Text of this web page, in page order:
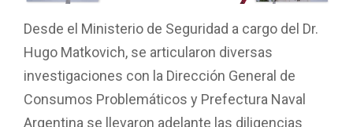
Desde el Ministerio de Seguridad a cargo del Dr.
Hugo Matkovich, se articularon diversas
investigaciones con la Dirección General de
Consumos Problemáticos y Prefectura Naval
Argentina se llevaron adelante las diligencias